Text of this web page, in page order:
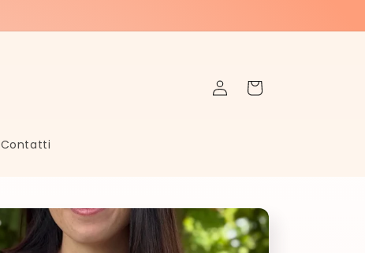
Contatti
Accedi Carrello